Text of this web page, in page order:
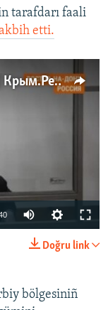
tarafdarı faali
etti.
Неугодный украинец в Крыму | Крым.Реалии ТВ (видео)
240p
480p
Doğru link
bölgesiniñ